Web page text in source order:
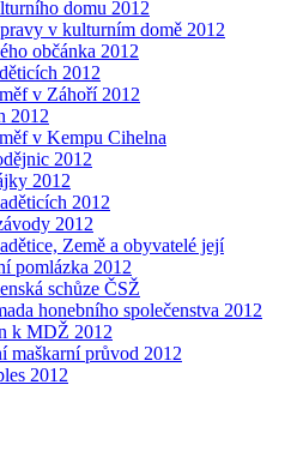
domu 2012
v kulturním domě 2012
občánka 2012
2012
v Záhoří 2012
2012
v Kempu Cihelna
2012
2012
2012
2012
Země a obyvatelé její
pomlázka 2012
schůze ČSŽ
honebního společenstva 2012
k MDŽ 2012
maškarní průvod 2012
2012